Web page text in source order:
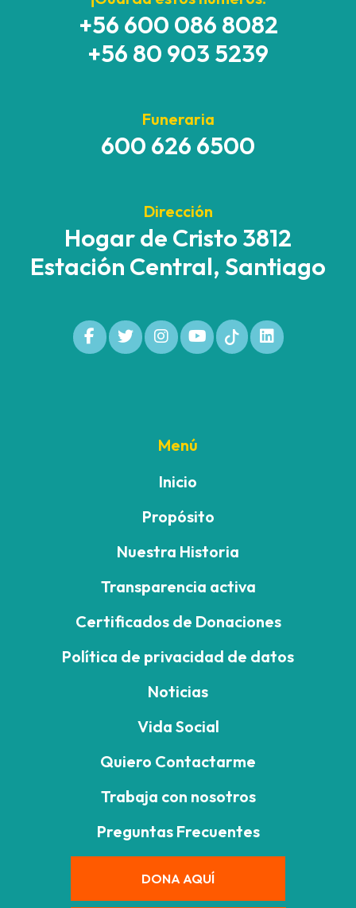
+56 600 086 8082
+56 80 903 5239
Funeraria
600 626 6500
Dirección
Hogar de Cristo 3812
Estación Central, Santiago
Menú
Inicio
Propósito
Nuestra Historia
Transparencia activa
Certificados de Donaciones
Política de privacidad de datos
Noticias
Vida Social
Quiero Contactarme
Trabaja con nosotros
Preguntas Frecuentes
DONA AQUÍ